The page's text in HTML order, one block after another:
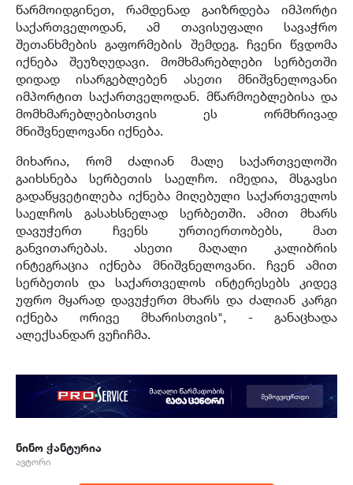
წარმოიდგინეთ, რამდენად გაიზრდება იმპორტი
საქართველოდან, ამ თავისუფალი სავაჭრო
შეთანხმების გაფორმების შემდეგ. ჩვენი წვდომა
იქნება შეუზღუდავი. მომხმარებლები სერბეთში
დიდად ისარგებლებენ ასეთი მნიშვნელოვანი
იმპორტით საქართველოდან. მწარმოებლებისა და
მომხმარებლებისთვის ეს ორმხრივად
მნიშვნელოვანი იქნება.
მიხარია, რომ ძალიან მალე საქართველოში
გაიხსნება სერბეთის საელჩო. იმედია, მსგავსი
გადაწყვეტილება იქნება მიღებული საქართველოს
საელჩოს გასახსნელად სერბეთში. ამით მხარს
დავუჭერთ ჩვენს ურთიერთობებს, მათ
განვითარებას. ასეთი მაღალი კალიბრის
ინტეგრაცია იქნება მნიშვნელოვანი. ჩვენ ამით
სერბეთის და საქართველოს ინტერესებს კიდევ
უფრო მყარად დავუჭერთ მხარს და ძალიან კარგი
იქნება ორივე მხარისთვის", - განაცხადა
ალექსანდარ ვუჩიჩმა.
ნინო ჭანტურია
ავტორი